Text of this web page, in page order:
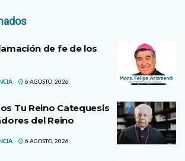
de fe de los
6 AGOSTO, 2026
Tu Reino Catequesis
del Reino
6 AGOSTO, 2026